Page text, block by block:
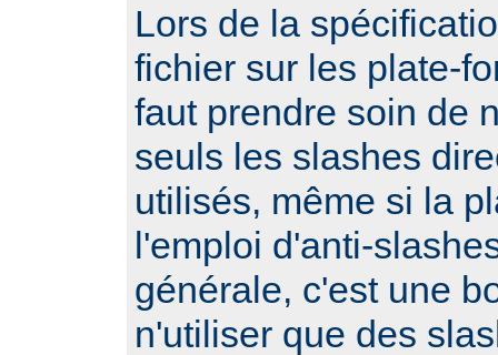
Lors de la
fichier sur les plate-
faut prendre soin de
seuls les slashes
utilisés, même si la
l'emploi d'anti-
générale, c'est une
n'utiliser que des